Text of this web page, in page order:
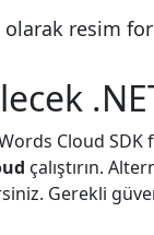
resim
Cloud
çalıştırın.
Gerekli